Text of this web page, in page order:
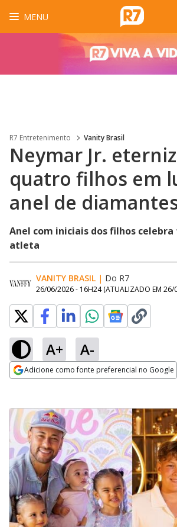
MENU
R7 Entretenimento Vanity Brasil
Neymar Jr.
quatro filhos em
anel de
Anel com iniciais dos filhos
atleta
VANITY BRASIL | Do R7
26/06/2026 - 16H24 (ATUALIZADO EM 26/
A+ A-
Adicione como fonte preferencial no Google